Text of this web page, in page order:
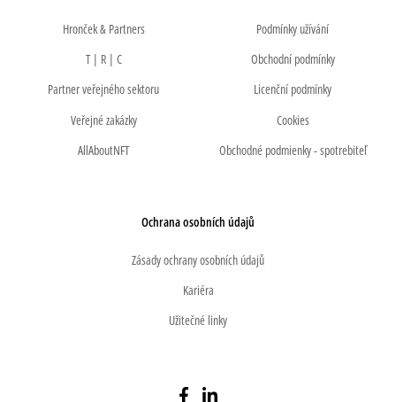
Hronček & Partners
T | R | C
Partner veřejného sektoru
Veřejné zakázky
AllAboutNFT
Podmínky užívání
Obchodní podmínky
Licenční podmínky
Cookies
Obchodné podmienky - spotrebiteľ
Ochrana osobních údajů
Zásady ochrany osobních údajů
Kariéra
Užitečné linky